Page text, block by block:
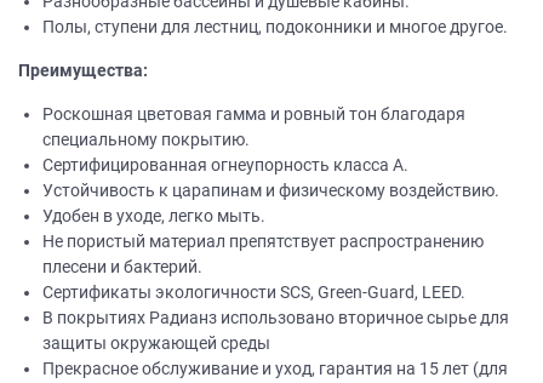
Полы, ступени для лестниц, подоконники и многое другое.
Преимущества:
Роскошная цветовая гамма и ровный тон благодаря
специальному покрытию.
Сертифицированная огнеупорность класса А.
Устойчивость к царапинам и физическому воздействию.
Удобен в уходе, легко мыть.
Не пористый материал препятствует распространению
плесени и бактерий.
Сертификаты экологичности SCS, Green-Guard, LEED.
В покрытиях Радианз использовано вторичное сырье для
защиты окружающей среды
Прекрасное обслуживание и уход, гарантия на 15 лет (для